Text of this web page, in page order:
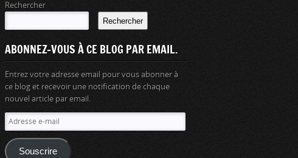
Rechercher
Rechercher
ABONNEZ-VOUS À CE BLOG PAR EMAIL.
Entrez votre adresse email pour vous abonner à
ce blog et recevoir une notification de chaque
nouvel article par email.
Adresse
e-
mail
Souscrire